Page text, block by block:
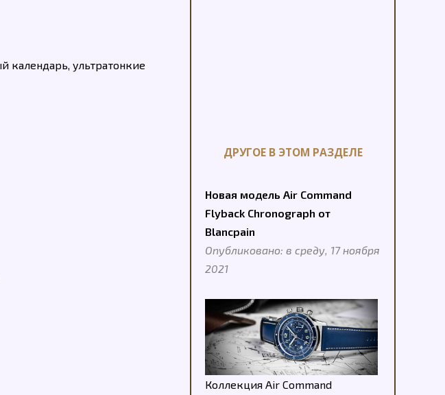
календарь, ультратонкие
ДРУГОЕ В ЭТОМ РАЗДЕЛЕ
Новая модель Air Command
Flyback Chronograph от
Blancpain
Опубликовано: в среду, 17 ноября
2021
Коллекция Air Command